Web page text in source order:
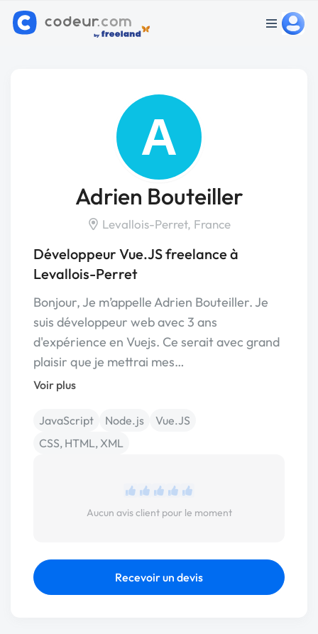
A
Adrien Bouteiller
Levallois-Perret, France
Développeur Vue.JS freelance à
Levallois-Perret
Bonjour, Je m’appelle Adrien Bouteiller. Je
suis développeur web avec 3 ans
d'expérience en Vuejs. Ce serait avec grand
plaisir que je mettrai mes…
Voir plus
JavaScript Node.js
Vue.JS
CSS, HTML, XML
Aucun avis client pour le moment
Recevoir un devis